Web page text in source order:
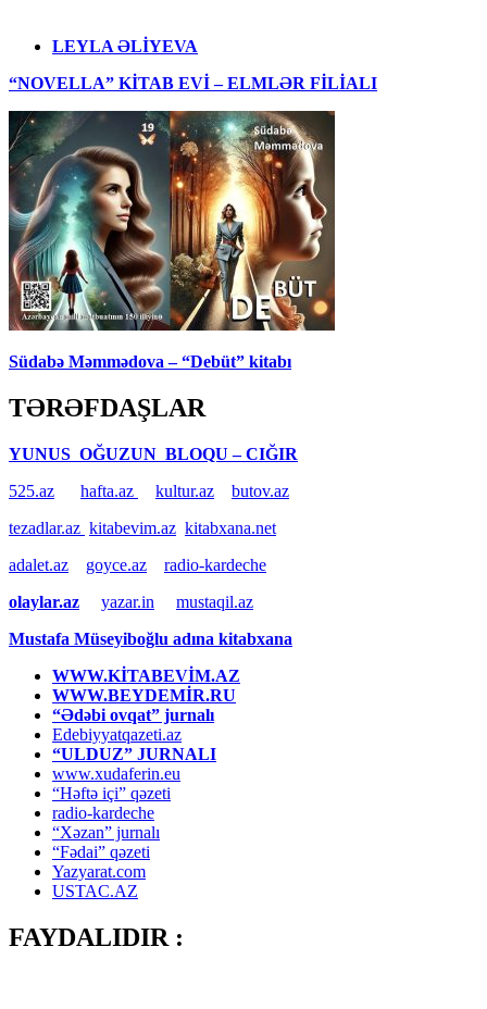
LEYLA ƏLİYEVA
“NOVELLA” KİTAB EVİ – ELMLƏR FİLİALI
Südabə Məmmədova – “Debüt” kitabı
TƏRƏFDAŞLAR
YUNUS OĞUZUN BLOQU – CIĞIR
525.az
hafta.az kultur.az
butov.az
tezadlar.az kitabevim.az kitabxana.net
adalet.az
goyce.az
radio-kardeche
olaylar.az
yazar.in
mustaqil.az
Mustafa Müseyiboğlu adına kitabxana
WWW.KİTABEVİM.AZ
WWW.BEYDEMİR.RU
“Ədəbi ovqat” jurnalı
Edebiyyatqazeti.az
“ULDUZ” JURNALI
www.xudaferin.eu
“Həftə içi” qəzeti
radio-kardeche
“Xəzan” jurnalı
“Fədai” qəzeti
Yazyarat.com
USTAC.AZ
FAYDALIDIR :